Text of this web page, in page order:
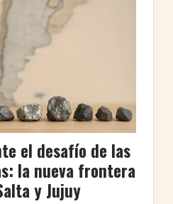
el desafío de las
la nueva frontera
y Jujuy